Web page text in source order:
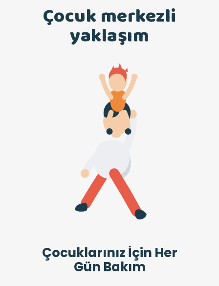
Çocuk merkezli
yaklaşım
Çocuklarınız İçin Her
Gün Bakım